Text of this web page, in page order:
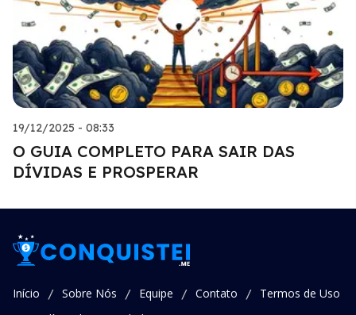
19/12/2025 - 08:33
O GUIA COMPLETO PARA SAIR DAS
DÍVIDAS E PROSPERAR
Início / Sobre Nós / Equipe / Contato / Termos de Uso